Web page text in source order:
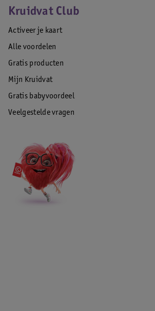
Kruidvat Club
Activeer je kaart
Alle voordelen
Gratis producten
Mijn Kruidvat
Gratis babyvoordeel
Veelgestelde vragen